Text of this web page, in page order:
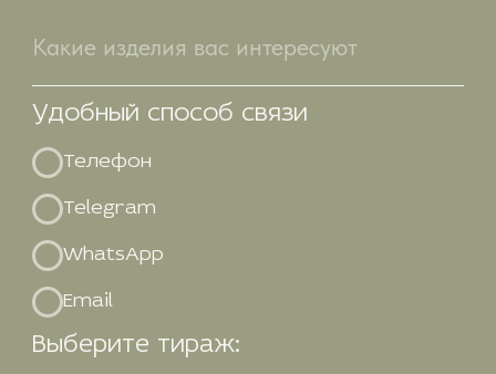
Пошив поло
Пошив детских
костюмов
Пошив брюк
НАНЕСЕНИЕ
Печать на одежде
Шелкография
Вышивка